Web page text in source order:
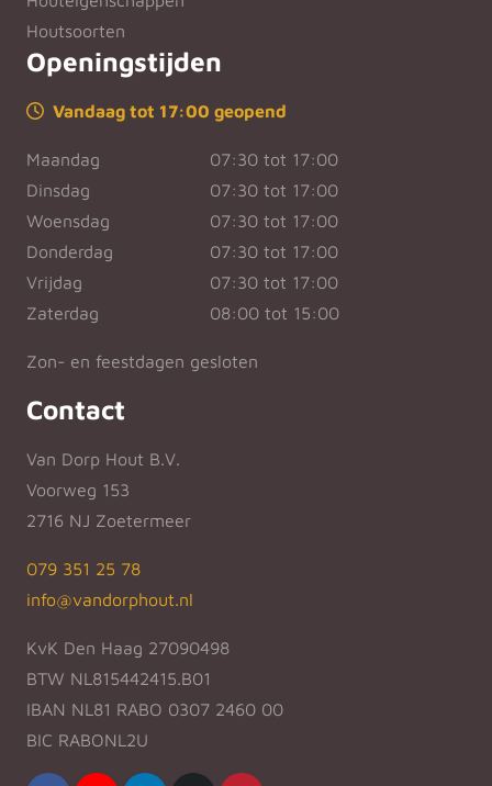
Houtsoorten
Openingstijden
Vandaag tot 17:00 geopend
Maandag
07:30 tot 17:00
Dinsdag
07:30 tot 17:00
Woensdag
07:30 tot 17:00
Donderdag
07:30 tot 17:00
Vrijdag
07:30 tot 17:00
Zaterdag
08:00 tot 15:00
Zon- en feestdagen gesloten
Contact
Van Dorp Hout B.V.
Voorweg 153
2716 NJ Zoetermeer
079 351 25 78
info@vandorphout.nl
KvK Den Haag 27090498
BTW NL815442415.B01
IBAN NL81 RABO 0307 2460 00
BIC RABONL2U